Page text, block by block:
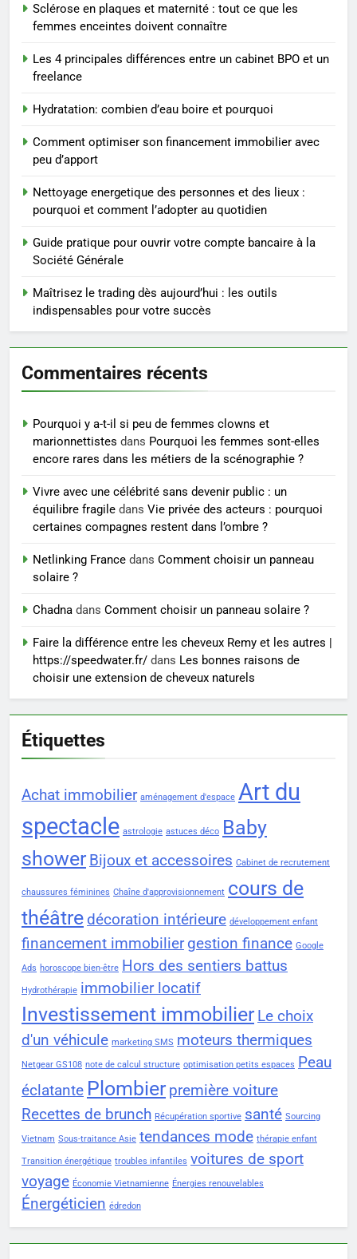
entreprise solide
ENTREPRISE
3
substituts de repas : guide et
conseils pratiques
BIEN ÊTRE
Postures de yoga essentielles
pour perdre du poids
rapidement et durable
BIEN ÊTRE
5
Infection chronique de l’oreille :
saignements
SANTÉ
6
peau éclatante grâce à The
Ordinary
SANTÉ
7
Prévenir les chutes chez les
exercices
BIEN ÊTRE
trouver un accompagnement
sérieux à un tarif juste ?
BIEN ÊTRE
Sclérose en plaques et maternité : tout ce que les
femmes enceintes doivent connaître
Les 4 principales différences entre un cabinet BPO et un
freelance
Hydratation: combien d’eau boire et pourquoi
Comment optimiser son financement immobilier avec
peu d’apport
Nettoyage energetique des personnes et des lieux :
pourquoi et comment l’adopter au quotidien
Guide pratique pour ouvrir votre compte bancaire à la
Société Générale
Maîtrisez le trading dès aujourd’hui : les outils
indispensables pour votre succès
Commentaires récents
Pourquoi y a-t-il si peu de femmes clowns et
marionnettistes dans Pourquoi les femmes sont-elles
encore rares dans les métiers de la scénographie ?
Vivre avec une célébrité sans devenir public : un
équilibre fragile dans Vie privée des acteurs : pourquoi
certaines compagnes restent dans l’ombre ?
Netlinking France dans Comment choisir un panneau
solaire ?
Chadna dans Comment choisir un panneau solaire ?
Faire la différence entre les cheveux Remy et les autres |
https://speedwater.fr/ dans Les bonnes raisons de
choisir une extension de cheveux naturels
Étiquettes
Achat immobilier aménagement d'espace Art du
spectacle astrologie astuces déco Baby
shower Bijoux et accessoires Cabinet de recrutement
chaussures féminines Chaîne d'approvisionnement cours de
théâtre décoration intérieure développement enfant
financement immobilier gestion finance Google
Ads horoscope bien-être Hors des sentiers battus
Hydrothérapie immobilier locatif
Investissement immobilier Le choix
d'un véhicule marketing SMS moteurs thermiques
Netgear GS108 note de calcul structure optimisation petits espaces Peau
éclatante Plombier première voiture
Recettes de brunch Récupération sportive santé Sourcing
Vietnam Sous-traitance Asie tendances mode thérapie enfant
Transition énergétique troubles infantiles voitures de sport
voyage Économie Vietnamienne Énergies renouvelables
Énergéticien édredon